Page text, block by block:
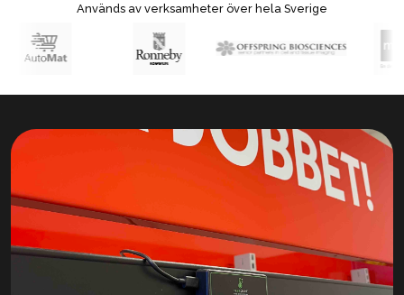
Används av verksamheter över hela Sverige